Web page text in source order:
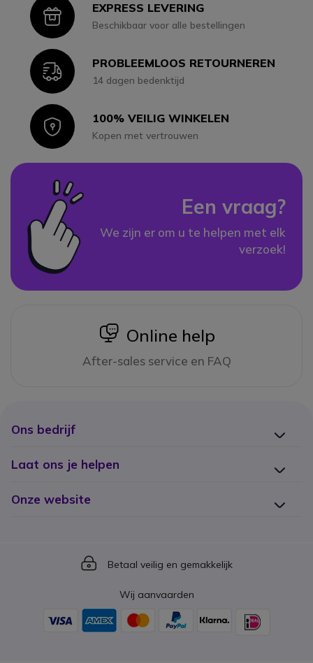
IconEXPRESS LEVERING
Beschikbaar voor alle bestellingen
IconPROBLEEMLOOS RETOURNEREN
14 dagen bedenktijd
Icon100% VEILIG WINKELEN
Kopen met vertrouwen
Een vraag?
We zijn er om u te helpen met elk
verzoek!
icon
Online help
After-sales service en FAQ
Ons bedrijf
Laat ons je helpen
Onze website
Icon
Betaal veilig en gemakkelijk
Wij aanvaarden